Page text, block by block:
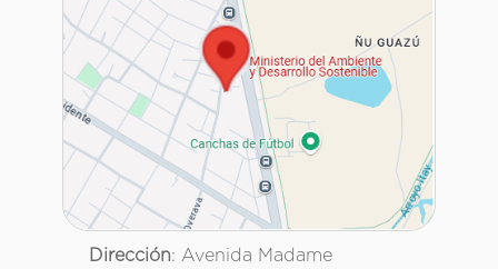
Dirección: Avenida Madame